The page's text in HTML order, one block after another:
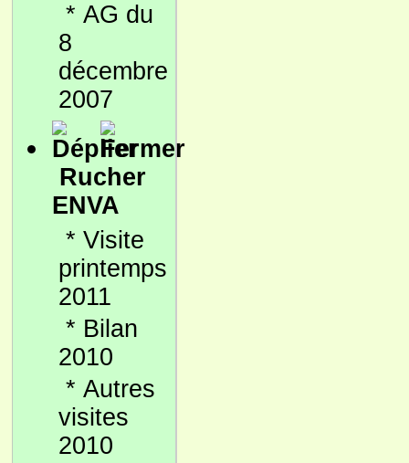
* AG du
8
décembre
2007
Rucher
ENVA
* Visite
printemps
2011
* Bilan
2010
* Autres
visites
2010